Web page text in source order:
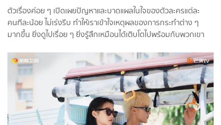
ตัวเรื่องค่อย ๆ เปิดเผยปัญหาและบาดแผลในใจของตัวละครแต่ละ
คนทีละน้อย ไม่เร่งรีบ ทำให้เราเข้าใจเหตุผลของการกระทำต่าง ๆ
มากขึ้น ยิ่งดูไปเรื่อย ๆ ยิ่งรู้สึกเหมือนได้เติบโตไปพร้อมกับพวกเขา